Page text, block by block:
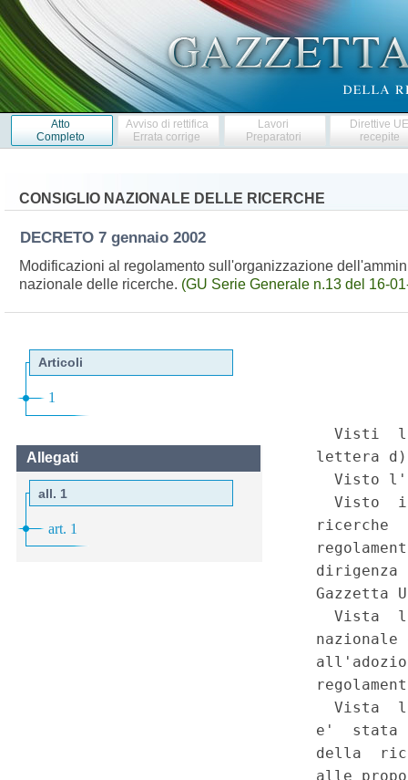
Atto
Completo
Avviso di rettifica
Errata corrige
Lavori
Preparatori
Direttive
recepite
CONSIGLIO NAZIONALE DELLE RICERCHE
DECRETO 7 gennaio 2002
Modificazioni al regolamento sull'organizzazione
nazionale delle ricerche. (GU Serie Generale n.13 del 16-